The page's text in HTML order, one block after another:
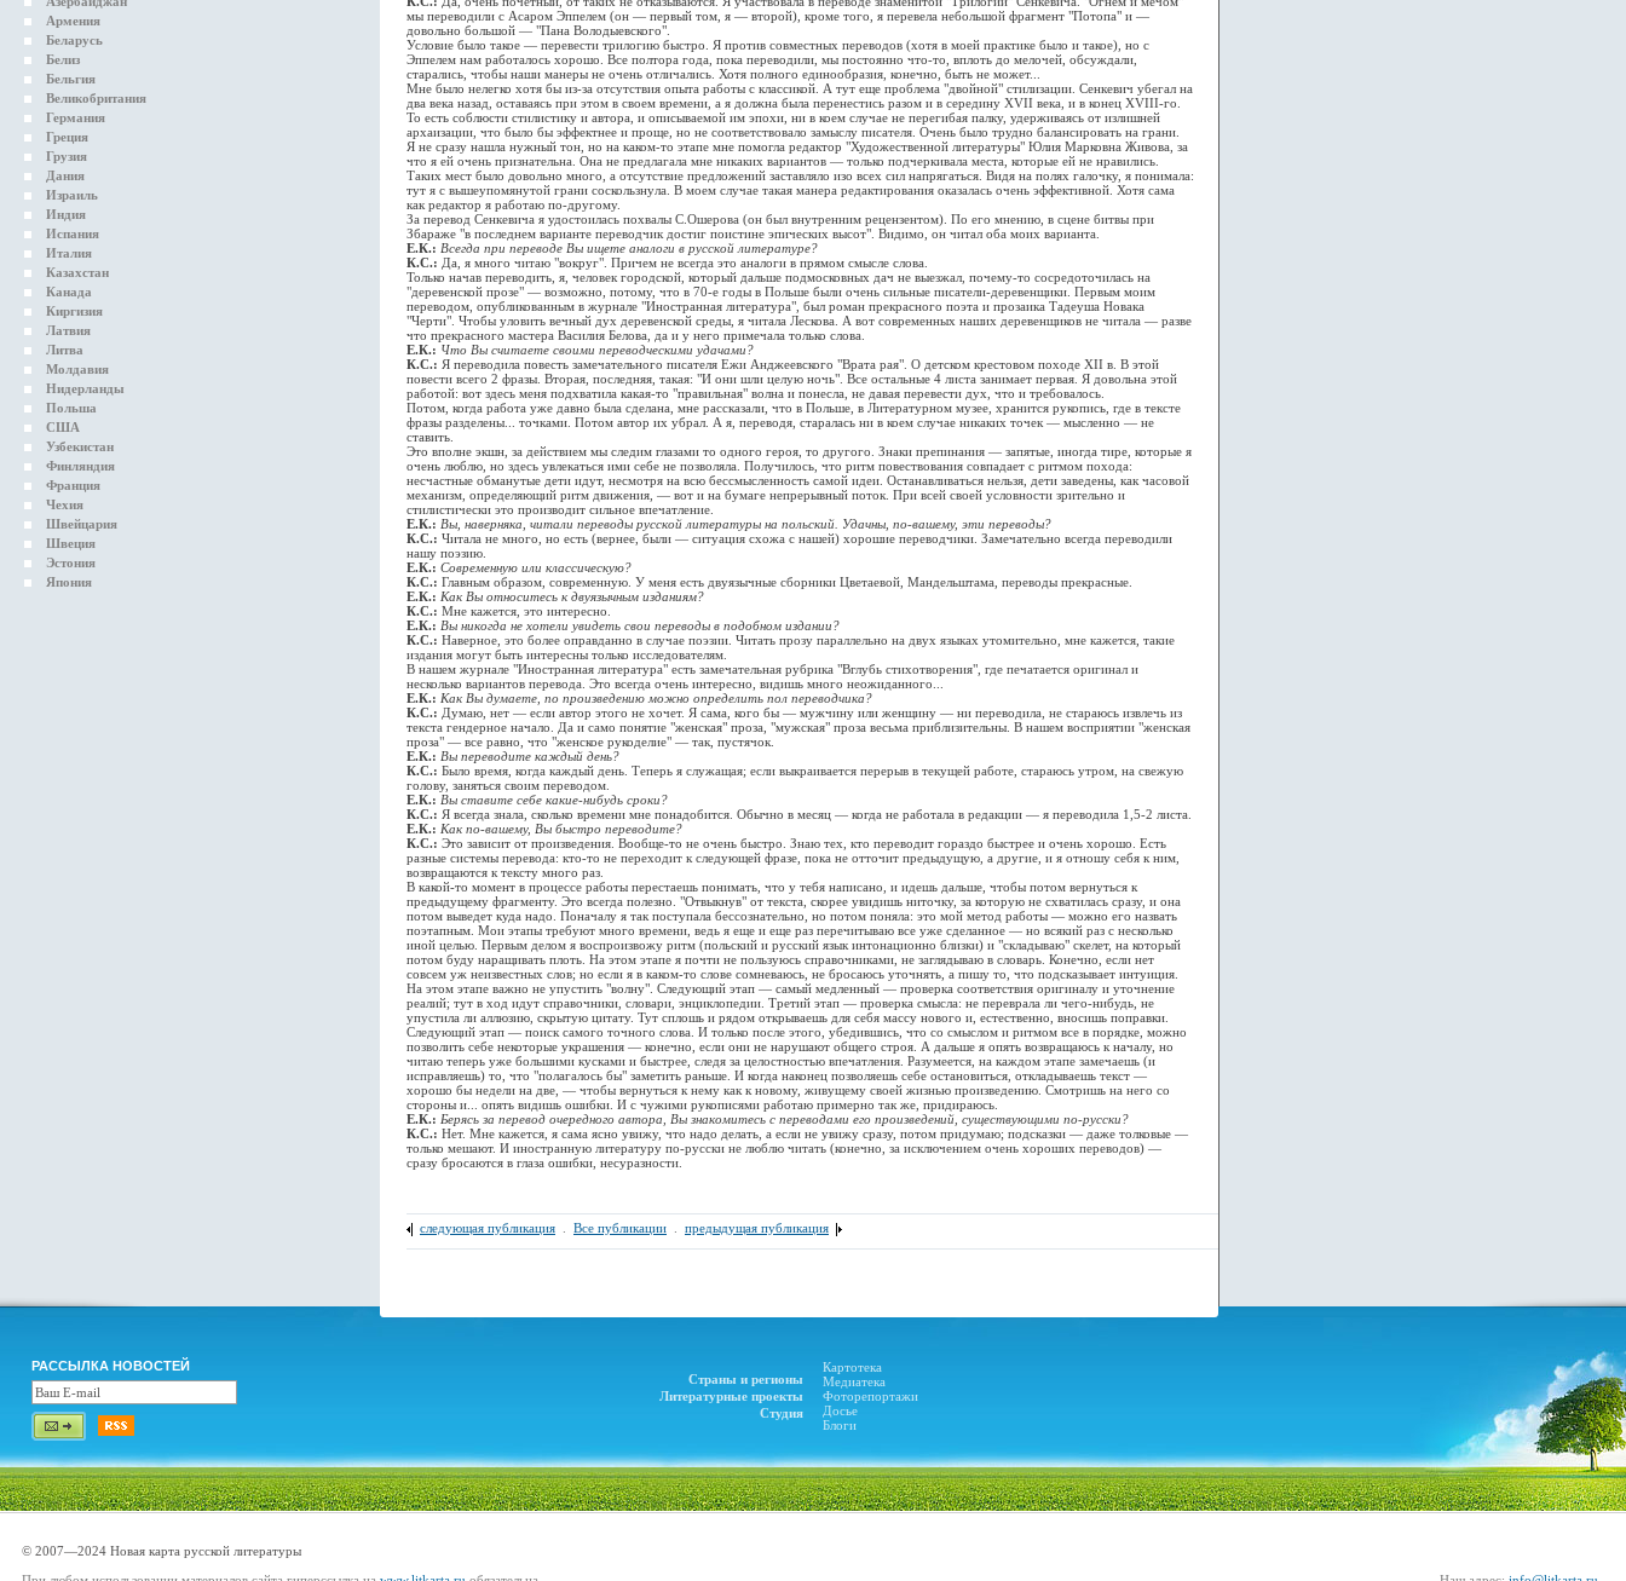
Армения
Беларусь
Белиз
Бельгия
Великобритания
Германия
Греция
Грузия
Дания
Израиль
Индия
Испания
Италия
Казахстан
Канада
Киргизия
Латвия
Литва
Молдавия
Нидерланды
Польша
США
Узбекистан
Финляндия
Франция
Чехия
Швейцария
Швеция
Эстония
Япония
мы переводили с Асаром Эппелем (он — первый том, я — второй), кроме того, я перевела небольшой фрагмент "Потопа" и —
довольно большой — "Пана Володыевского".
Условие было такое — перевести трилогию быстро. Я против совместных переводов (хотя в моей практике было и такое), но с
Эппелем нам работалось хорошо. Все полтора года, пока переводили, мы постоянно что-то, вплоть до мелочей, обсуждали,
старались, чтобы наши манеры не очень отличались. Хотя полного единообразия, конечно, быть не может...
Мне было нелегко хотя бы из-за отсутствия опыта работы с классикой. А тут еще проблема "двойной" стилизации. Сенкевич убегал на
два века назад, оставаясь при этом в своем времени, а я должна была перенестись разом и в середину XVII века, и в конец XVIII-го.
То есть соблюсти стилистику и автора, и описываемой им эпохи, ни в коем случае не перегибая палку, удерживаясь от излишней
архаизации, что было бы эффектнее и проще, но не соответствовало замыслу писателя. Очень было трудно балансировать на грани.
Я не сразу нашла нужный тон, но на каком-то этапе мне помогла редактор "Художественной литературы" Юлия Марковна Живова, за
что я ей очень признательна. Она не предлагала мне никаких вариантов — только подчеркивала места, которые ей не нравились.
Таких мест было довольно много, а отсутствие предложений заставляло изо всех сил напрягаться. Видя на полях галочку, я понимала:
тут я с вышеупомянутой грани соскользнула. В моем случае такая манера редактирования оказалась очень эффективной. Хотя сама
как редактор я работаю по-другому.
За перевод Сенкевича я удостоилась похвалы С.Ошерова (он был внутренним рецензентом). По его мнению, в сцене битвы при
Збараже "в последнем варианте переводчик достиг поистине эпических высот". Видимо, он читал оба моих варианта.
Е.К.: Всегда при переводе Вы ищете аналоги в русской литературе?
К.С.: Да, я много читаю "вокруг". Причем не всегда это аналоги в прямом смысле слова.
Только начав переводить, я, человек городской, который дальше подмосковных дач не выезжал, почему-то сосредоточилась на
"деревенской прозе" — возможно, потому, что в 70-е годы в Польше были очень сильные писатели-деревенщики. Первым моим
переводом, опубликованным в журнале "Иностранная литература", был роман прекрасного поэта и прозаика Тадеуша Новака
"Черти". Чтобы уловить вечный дух деревенской среды, я читала Лескова. А вот современных наших деревенщиков не читала — разве
что прекрасного мастера Василия Белова, да и у него примечала только слова.
Е.К.: Что Вы считаете своими переводческими удачами?
К.С.: Я переводила повесть замечательного писателя Ежи Анджеевского "Врата рая". О детском крестовом походе XII в. В этой
повести всего 2 фразы. Вторая, последняя, такая: "И они шли целую ночь". Все остальные 4 листа занимает первая. Я довольна этой
работой: вот здесь меня подхватила какая-то "правильная" волна и понесла, не давая перевести дух, что и требовалось.
Потом, когда работа уже давно была сделана, мне рассказали, что в Польше, в Литературном музее, хранится рукопись, где в тексте
фразы разделены... точками. Потом автор их убрал. А я, переводя, старалась ни в коем случае никаких точек — мысленно — не
ставить.
Это вполне экшн, за действием мы следим глазами то одного героя, то другого. Знаки препинания — запятые, иногда тире, которые я
очень люблю, но здесь увлекаться ими себе не позволяла. Получилось, что ритм повествования совпадает с ритмом похода:
несчастные обманутые дети идут, несмотря на всю бессмысленность самой идеи. Останавливаться нельзя, дети заведены, как часовой
механизм, определяющий ритм движения, — вот и на бумаге непрерывный поток. При всей своей условности зрительно и
стилистически это производит сильное впечатление.
Е.К.: Вы, наверняка, читали переводы русской литературы на польский. Удачны, по-вашему, эти переводы?
К.С.: Читала не много, но есть (вернее, были — ситуация схожа с нашей) хорошие переводчики. Замечательно всегда переводили
нашу поэзию.
Е.К.: Современную или классическую?
К.С.: Главным образом, современную. У меня есть двуязычные сборники Цветаевой, Мандельштама, переводы прекрасные.
Е.К.: Как Вы относитесь к двуязычным изданиям?
К.С.: Мне кажется, это интересно.
Е.К.: Вы никогда не хотели увидеть свои переводы в подобном издании?
К.С.: Наверное, это более оправданно в случае поэзии. Читать прозу параллельно на двух языках утомительно, мне кажется, такие
издания могут быть интересны только исследователям.
В нашем журнале "Иностранная литература" есть замечательная рубрика "Вглубь стихотворения", где печатается оригинал и
несколько вариантов перевода. Это всегда очень интересно, видишь много неожиданного...
Е.К.: Как Вы думаете, по произведению можно определить пол переводчика?
К.С.: Думаю, нет — если автор этого не хочет. Я сама, кого бы — мужчину или женщину — ни переводила, не стараюсь извлечь из
текста гендерное начало. Да и само понятие "женская" проза, "мужская" проза весьма приблизительны. В нашем восприятии "женская
проза" — все равно, что "женское рукоделие" — так, пустячок.
Е.К.: Вы переводите каждый день?
К.С.: Было время, когда каждый день. Теперь я служащая; если выкраивается перерыв в текущей работе, стараюсь утром, на свежую
голову, заняться своим переводом.
Е.К.: Вы ставите себе какие-нибудь сроки?
К.С.: Я всегда знала, сколько времени мне понадобится. Обычно в месяц — когда не работала в редакции — я переводила 1,5-2 листа.
Е.К.: Как по-вашему, Вы быстро переводите?
К.С.: Это зависит от произведения. Вообще-то не очень быстро. Знаю тех, кто переводит гораздо быстрее и очень хорошо. Есть
разные системы перевода: кто-то не переходит к следующей фразе, пока не отточит предыдущую, а другие, и я отношу себя к ним,
возвращаются к тексту много раз.
В какой-то момент в процессе работы перестаешь понимать, что у тебя написано, и идешь дальше, чтобы потом вернуться к
предыдущему фрагменту. Это всегда полезно. "Отвыкнув" от текста, скорее увидишь ниточку, за которую не схватилась сразу, и она
потом выведет куда надо. Поначалу я так поступала бессознательно, но потом поняла: это мой метод работы — можно его назвать
поэтапным. Мои этапы требуют много времени, ведь я еще и еще раз перечитываю все уже сделанное — но всякий раз с несколько
иной целью. Первым делом я воспроизвожу ритм (польский и русский язык интонационно близки) и "складываю" скелет, на который
потом буду наращивать плоть. На этом этапе я почти не пользуюсь справочниками, не заглядываю в словарь. Конечно, если нет
совсем уж неизвестных слов; но если я в каком-то слове сомневаюсь, не бросаюсь уточнять, а пишу то, что подсказывает интуиция.
На этом этапе важно не упустить "волну". Следующий этап — самый медленный — проверка соответствия оригиналу и уточнение
реалий; тут в ход идут справочники, словари, энциклопедии. Третий этап — проверка смысла: не переврала ли чего-нибудь, не
упустила ли аллюзию, скрытую цитату. Тут сплошь и рядом открываешь для себя массу нового и, естественно, вносишь поправки.
Следующий этап — поиск самого точного слова. И только после этого, убедившись, что со смыслом и ритмом все в порядке, можно
позволить себе некоторые украшения — конечно, если они не нарушают общего строя. А дальше я опять возвращаюсь к началу, но
читаю теперь уже большими кусками и быстрее, следя за целостностью впечатления. Разумеется, на каждом этапе замечаешь (и
исправляешь) то, что "полагалось бы" заметить раньше. И когда наконец позволяешь себе остановиться, откладываешь текст —
хорошо бы недели на две, — чтобы вернуться к нему как к новому, живущему своей жизнью произведению. Смотришь на него со
стороны и... опять видишь ошибки. И с чужими рукописями работаю примерно так же, придираюсь.
Е.К.: Берясь за перевод очередного автора, Вы знакомитесь с переводами его произведений, существующими по-русски?
К.С.: Нет. Мне кажется, я сама ясно увижу, что надо делать, а если не увижу сразу, потом придумаю; подсказки — даже толковые —
только мешают. И иностранную литературу по-русски не люблю читать (конечно, за исключением очень хороших переводов) —
сразу бросаются в глаза ошибки, несуразности.
следующая публикация Все публикации предыдущая публикация
РАССЫЛКА НОВОСТЕЙ
Страны и регионы
Литературные проекты
Студия
Картотека
Медиатека
Фоторепортажи
Досье
Блоги
© 2007—2024 Новая карта русской литературы